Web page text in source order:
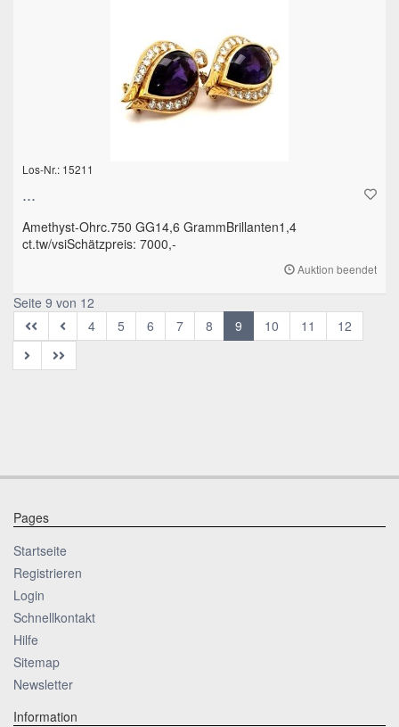
Los-Nr.: 15211
...
Amethyst-Ohrc.750 GG14,6 GrammBrillanten1,4
ct.tw/vsiSchätzpreis: 7000,-
Auktion beendet
Seite 9 von 12
4
5 6 7 8 9 10 11 12
Pages
Startseite
Registrieren
Login
Schnellkontakt
Hilfe
Sitemap
Newsletter
Information